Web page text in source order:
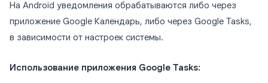
На Android уведомления обрабатываются либо через
приложение Google Календарь, либо через Google Tasks,
в зависимости от настроек системы.
Использование приложения Google Tasks: